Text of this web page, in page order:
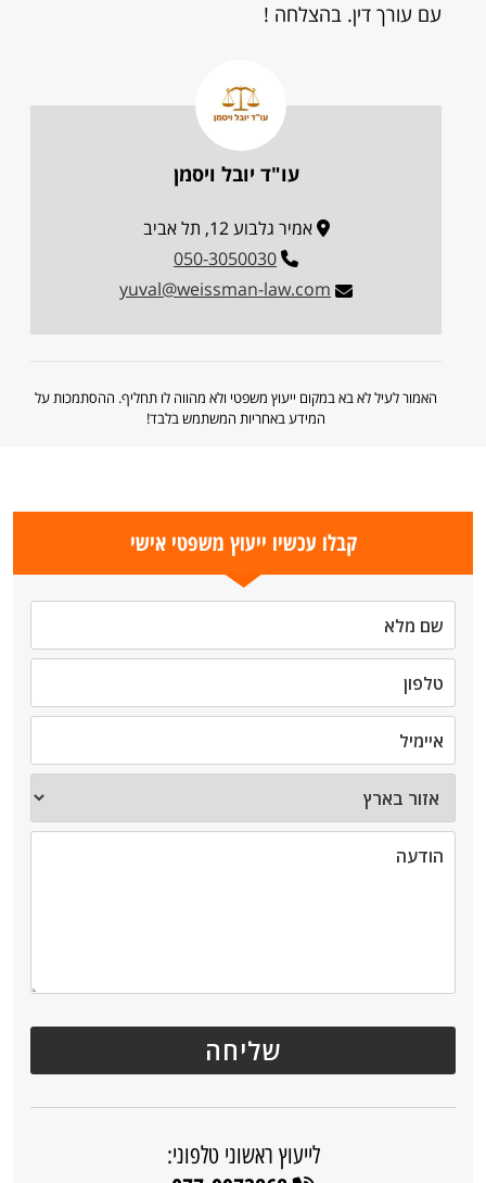
עם עורך דין. בהצלחה !
עו"ד יובל ויסמן
אמיר גלבוע 12, תל אביב
050-3050030
yuval@weissman-law.com
האמור לעיל לא בא במקום ייעוץ משפטי ולא מהווה לו תחליף. ההסתמכות על
המידע באחריות המשתמש בלבד!
קבלו עכשיו ייעוץ משפטי אישי
לייעוץ ראשוני טלפוני: